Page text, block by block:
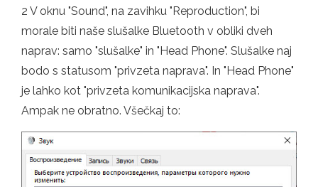
2 V oknu "Sound", na zavihku "Reproduction", bi
morale biti naše slušalke Bluetooth v obliki dveh
naprav: samo "slušalke" in "Head Phone". Slušalke naj
bodo s statusom "privzeta naprava". In "Head Phone"
je lahko kot "privzeta komunikacijska naprava".
Ampak ne obratno. Všečkaj to: